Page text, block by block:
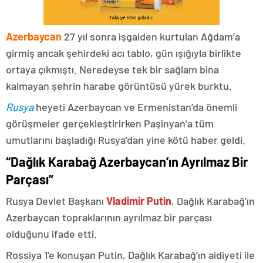
Azerbaycan 27 yıl sonra işgalden kurtulan Ağdam’a
girmiş ancak şehirdeki acı tablo, gün ışığıyla birlikte
ortaya çıkmıştı. Neredeyse tek bir sağlam bina
kalmayan şehrin harabe görüntüsü yürek burktu.
Rusyaheyeti Azerbaycan ve Ermenistan’da önemli
görüşmeler gerçekleştirirken Paşinyan’a tüm
umutlarını başladığı Rusya’dan yine kötü haber geldi.
“Dağlık Karabağ Azerbaycan’ın Ayrılmaz Bir
Parçası”
Rusya Devlet Başkanı Vladimir Putin, Dağlık Karabağ’ın
Azerbaycan topraklarının ayrılmaz bir parçası
olduğunu ifade etti.
Rossiya 1’e konuşan Putin, Dağlık Karabağ’ın aidiyeti ile